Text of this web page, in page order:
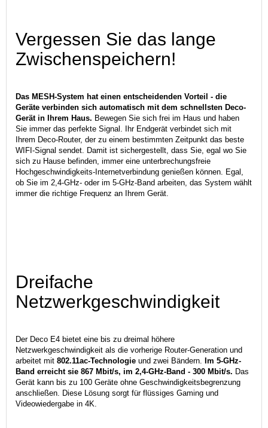
Vergessen Sie das lange
Zwischenspeichern!
Das MESH-System hat einen entscheidenden Vorteil - die
Geräte verbinden sich automatisch mit dem schnellsten Deco-
Gerät in Ihrem Haus. Bewegen Sie sich frei im Haus und haben
Sie immer das perfekte Signal. Ihr Endgerät verbindet sich mit
Ihrem Deco-Router, der zu einem bestimmten Zeitpunkt das beste
WIFI-Signal sendet. Damit ist sichergestellt, dass Sie, egal wo Sie
sich zu Hause befinden, immer eine unterbrechungsfreie
Hochgeschwindigkeits-Internetverbindung genießen können. Egal,
ob Sie im 2,4-GHz- oder im 5-GHz-Band arbeiten, das System wählt
immer die richtige Frequenz an Ihrem Gerät.
Dreifache
Netzwerkgeschwindigkeit
Der Deco E4 bietet eine bis zu dreimal höhere
Netzwerkgeschwindigkeit als die vorherige Router-Generation und
arbeitet mit 802.11ac-Technologie und zwei Bändern. Im 5-GHz-
Band erreicht sie 867 Mbit/s, im 2,4-GHz-Band - 300 Mbit/s. Das
Gerät kann bis zu 100 Geräte ohne Geschwindigkeitsbegrenzung
anschließen. Diese Lösung sorgt für flüssiges Gaming und
Videowiedergabe in 4K.